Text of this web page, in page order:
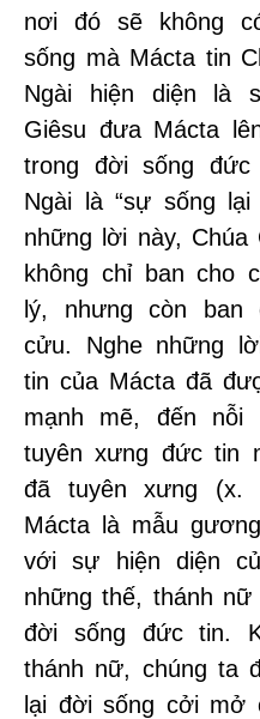
nơi đó sẽ không
sống mà Mácta tin
Ngài hiện diện là
Giêsu đưa Mácta
trong đời sống
Ngài là “sự sống
những lời này, Chúa
không chỉ ban cho
lý, nhưng còn
cửu. Nghe những
tin của Mácta đã
mạnh mẽ, đến
tuyên xưng đức tin
đã tuyên xưng (x.
Mácta là mẫu
với sự hiện diện
những thế, thánh
đời sống đức tin.
thánh nữ, chúng ta
lại đời sống cởi mở